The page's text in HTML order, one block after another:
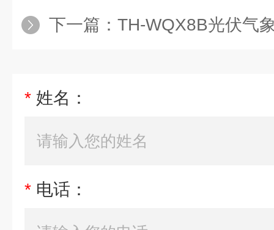
下一篇： TH-WQX8B光伏气
* 姓名：
* 电话：